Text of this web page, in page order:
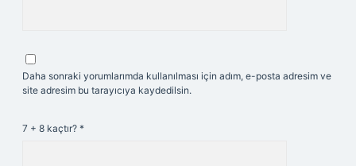
Daha sonraki yorumlarımda kullanılması için adım, e-posta adresim ve
site adresim bu tarayıcıya kaydedilsin.
7 + 8 kaçtır? *